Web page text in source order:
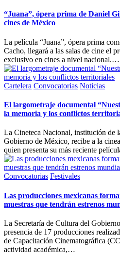
“Juana”, ópera prima de Daniel
cines de México
La película “Juana”, ópera prima
Cacho, llegará a las salas de cine el
exclusivo en cines a nivel nacional.…
Publicada
Cartelera Convocatorias Noticias
El largometraje documental
la memoria y los conflictos
La Cineteca Nacional, institución de
Gobierno de México, recibe a la
quien presenta su más reciente
Publicada
Convocatorias Festivales
Las producciones mexicanas
muestras que tendrán estrenos
La Secretaría de Cultura del
presencia de 17 producciones
de Capacitación Cinematográfica
actividad académica,…